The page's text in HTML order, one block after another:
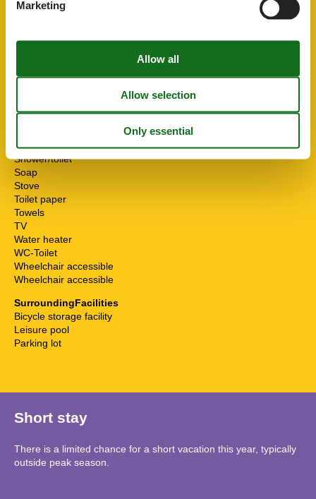
Internet - WiFi
Multiple bedrooms
Possibility of freezing
Seating group
Shower
Shower/toilet
Soap
Stove
Toilet paper
Towels
TV
Water heater
WC-Toilet
Wheelchair accessible
Wheelchair accessible
SurroundingFacilities
Bicycle storage facility
Leisure pool
Parking lot
Short stay
There is a limited chance for a short vacation this year, typically
outside peak season.
Marketing